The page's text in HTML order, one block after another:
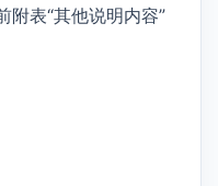
附表“其他说明内容”